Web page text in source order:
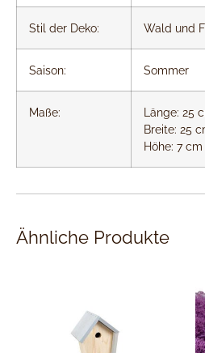
Stil der Deko: Wald und
Saison: Sommer
Maße:
Länge: 25
Breite: 25
Höhe: 7 cm
Ähnliche Produkte